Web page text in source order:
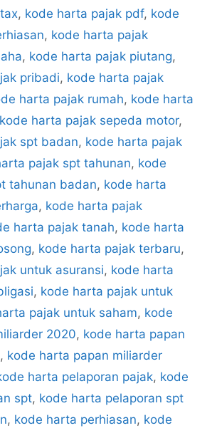
, kode harta pajak pdf, kode
, kode harta pajak
, kode harta pajak piutang,
pribadi, kode harta pajak
harta pajak rumah, kode harta
kode harta pajak sepeda motor,
spt badan, kode harta pajak
pajak spt tahunan, kode
tahunan badan, kode harta
, kode harta pajak
harta pajak tanah, kode harta
, kode harta pajak terbaru,
untuk asuransi, kode harta
, kode harta pajak untuk
pajak untuk saham, kode
2020, kode harta papan
, kode harta papan miliarder
harta pelaporan pajak, kode
spt, kode harta pelaporan spt
, kode harta perhiasan, kode